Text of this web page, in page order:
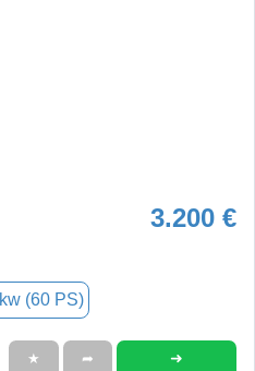
3.200 €
(60 PS)
★ ➦ ➜